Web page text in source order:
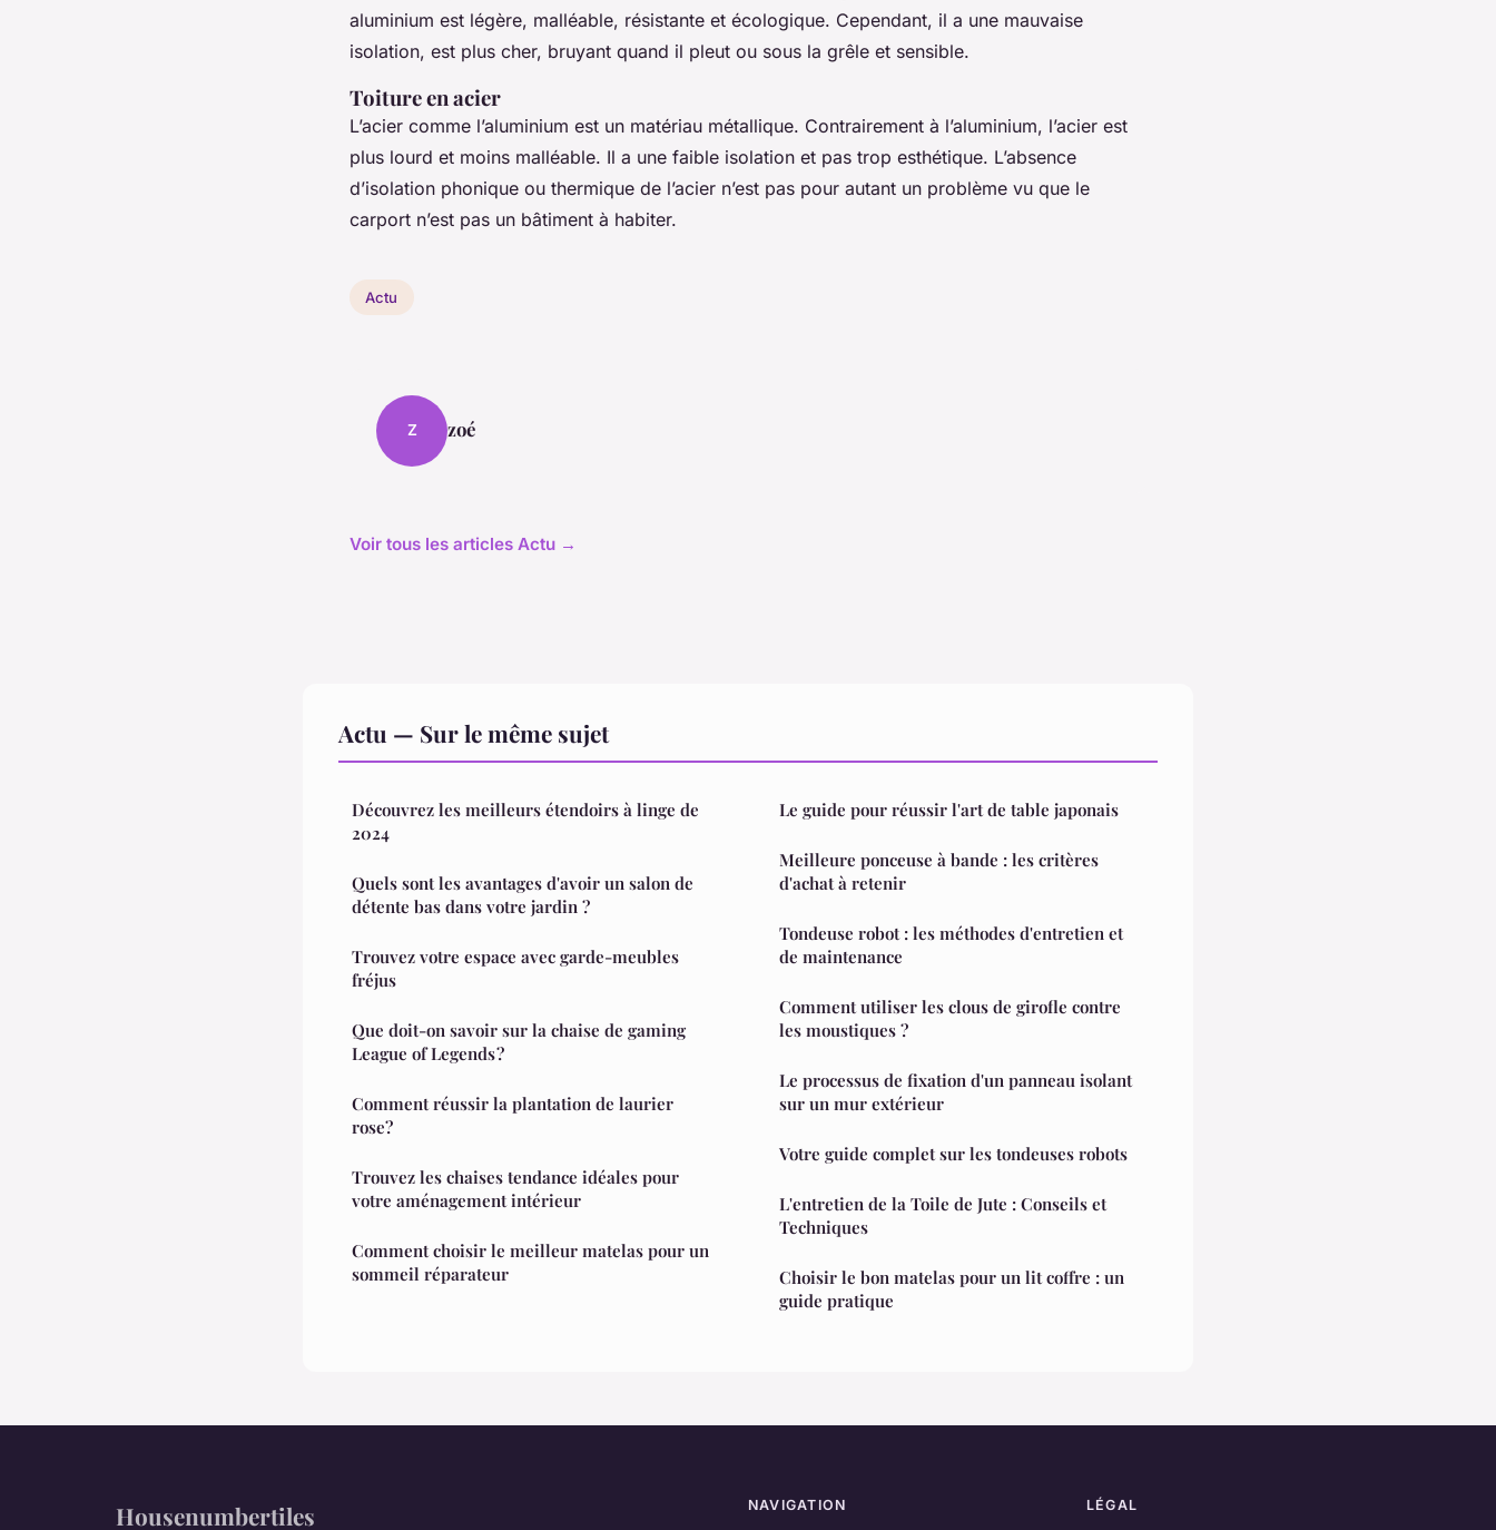
aluminium est légère, malléable, résistante et écologique. Cependant, il a une mauvaise
isolation, est plus cher, bruyant quand il pleut ou sous la grêle et sensible.
Toiture en acier
L’acier comme l’aluminium est un matériau métallique. Contrairement à l’aluminium, l’acier est
plus lourd et moins malléable. Il a une faible isolation et pas trop esthétique. L’absence
d’isolation phonique ou thermique de l’acier n’est pas pour autant un problème vu que le
carport n’est pas un bâtiment à habiter.
Actu
Z zoé
Voir tous les articles Actu →
Actu — Sur le même sujet
Découvrez les meilleurs étendoirs à linge de
2024
Quels sont les avantages d'avoir un salon de
détente bas dans votre jardin ?
Trouvez votre espace avec garde-meubles
fréjus
Que doit-on savoir sur la chaise de gaming
League of Legends ?
Comment réussir la plantation de laurier
rose?
Trouvez les chaises tendance idéales pour
votre aménagement intérieur
Comment choisir le meilleur matelas pour un
sommeil réparateur
Le guide pour réussir l'art de table japonais
Meilleure ponceuse à bande : les critères
d'achat à retenir
Tondeuse robot : les méthodes d'entretien et
de maintenance
Comment utiliser les clous de girofle contre
les moustiques ?
Le processus de fixation d'un panneau isolant
sur un mur extérieur
Votre guide complet sur les tondeuses robots
L'entretien de la Toile de Jute : Conseils et
Techniques
Choisir le bon matelas pour un lit coffre : un
guide pratique
Housenumbertiles NAVIGATION LÉGAL